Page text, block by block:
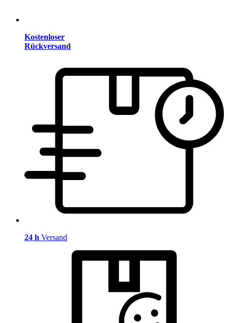
Kostenloser
Rückversand
24 h Versand